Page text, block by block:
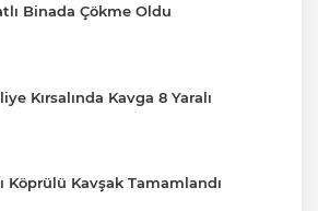
Binada Çökme Oldu
Kırsalında Kavga 8 Yaralı
Köprülü Kavşak Tamamlandı